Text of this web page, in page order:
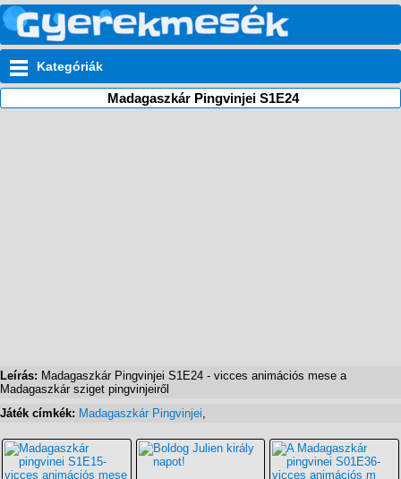
Kategóriák
Madagaszkár Pingvinjei S1E24
Leírás: Madagaszkár Pingvinjei S1E24 - vicces animációs mese a
Madagaszkár sziget pingvinjeiről
Játék címkék: Madagaszkár Pingvinjei,